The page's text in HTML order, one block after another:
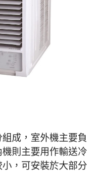
成，室外機主要負
則主要用作輸送冷
，可安裝於大部分